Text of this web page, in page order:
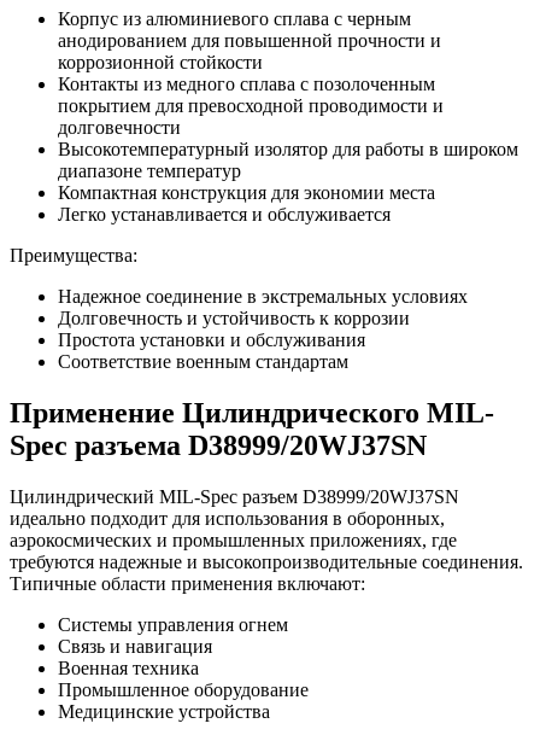
Корпус из алюминиевого сплава с черным
анодированием для повышенной прочности и
коррозионной стойкости
Контакты из медного сплава с позолоченным
покрытием для превосходной проводимости и
долговечности
Высокотемпературный изолятор для работы в широком
диапазоне температур
Компактная конструкция для экономии места
Легко устанавливается и обслуживается
Преимущества:
Надежное соединение в экстремальных условиях
Долговечность и устойчивость к коррозии
Простота установки и обслуживания
Соответствие военным стандартам
Применение Цилиндрического MIL-
Spec разъема D38999/20WJ37SN
Цилиндрический MIL-Spec разъем D38999/20WJ37SN
идеально подходит для использования в оборонных,
аэрокосмических и промышленных приложениях, где
требуются надежные и высокопроизводительные соединения.
Типичные области применения включают:
Системы управления огнем
Связь и навигация
Военная техника
Промышленное оборудование
Медицинские устройства